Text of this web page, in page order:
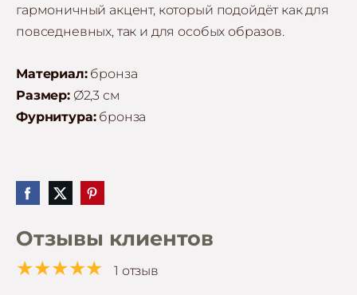
гармоничный акцент, который подойдёт как для
повседневных, так и для особых образов.
Материал:бронза
Размер:Ø2,3 см
Фурнитура:бронза
Отзывы клиентов
★★★★★ 1 отзыв